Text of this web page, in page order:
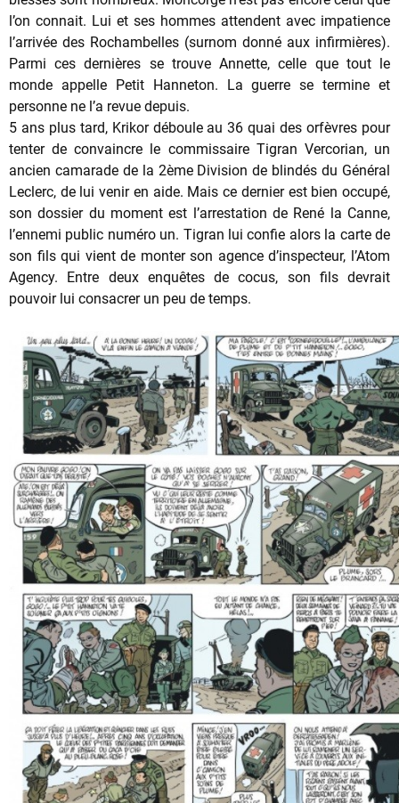
l’on connait. Lui et ses hommes attendent avec impatience
l’arrivée des Rochambelles (surnom donné aux infirmières).
Parmi ces dernières se trouve Annette, celle que tout le
monde appelle Petit Hanneton. La guerre se termine et
personne ne l’a revue depuis.
5 ans plus tard, Krikor déboule au 36 quai des orfèvres pour
tenter de convaincre le commissaire Tigran Vercorian, un
ancien camarade de la 2ème Division de blindés du Général
Leclerc, de lui venir en aide. Mais ce dernier est bien occupé,
son dossier du moment est l’arrestation de René la Canne,
l’ennemi public numéro un. Tigran lui confie alors la carte de
son fils qui vient de monter son agence d’inspecteur, l’Atom
Agency. Entre deux enquêtes de cocus, son fils devrait
pouvoir lui consacrer un peu de temps.